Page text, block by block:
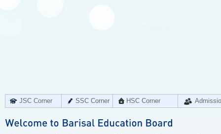
JSC Corner SSC Corner HSC Corner